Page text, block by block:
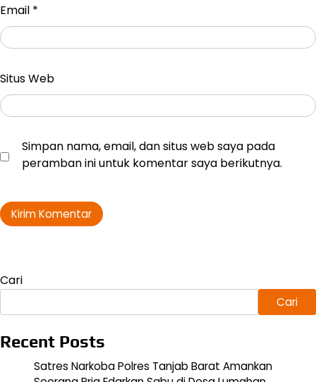
Email *
Situs Web
Simpan nama, email, dan situs web saya pada
peramban ini untuk komentar saya berikutnya.
Cari
Cari
Recent Posts
Satres Narkoba Polres Tanjab Barat Amankan